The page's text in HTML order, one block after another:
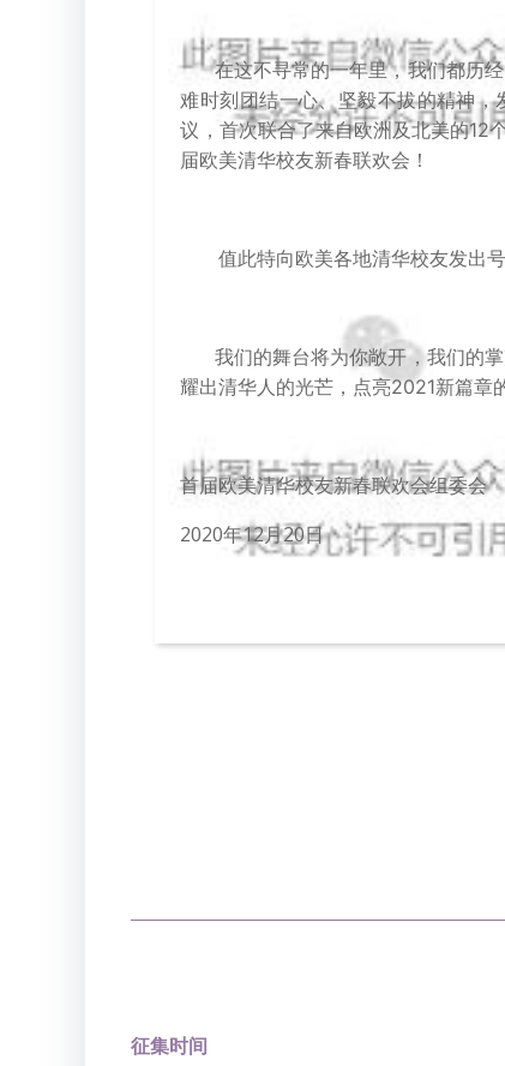
在这不寻常的一年里，我们都历
难时刻团结一心、坚毅不拔的精神，
议，首次联合了来自欧洲及北美的12
届欧美清华校友新春联欢会！
值此特向欧美各地清华校友发出
我们的舞台将为你敞开，我们的
耀出清华人的光芒，点亮2021新篇章
首届欧美清华校友新春联欢会组委会
2020年12月20日
征集时间